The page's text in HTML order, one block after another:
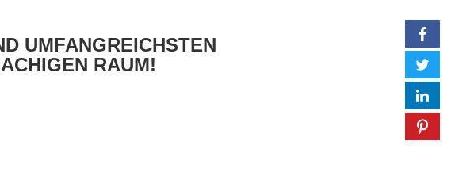
UMFANGREICHSTEN
RAUM!